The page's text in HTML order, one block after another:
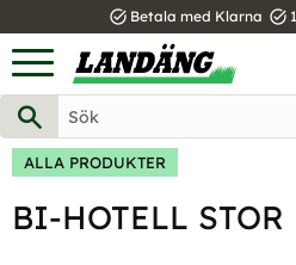
Meny
task_alt Betala med Klarna task_alt
ALLA PRODUKTER
BI-HOTELL STOR